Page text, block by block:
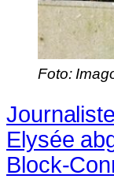
Foto:
Elysée
Block-